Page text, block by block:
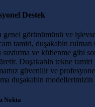
Destek
görünümünü ve
tamiri, duşakabin
ve küflenme gibi
üretir. Duşakabin tekne
güvenilir ve
duşakabin modellerimizin
Nokta